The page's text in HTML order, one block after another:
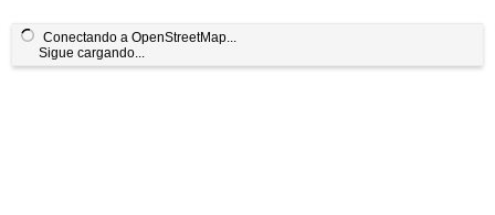
Conectando a OpenStreetMap...
Sigue cargando...